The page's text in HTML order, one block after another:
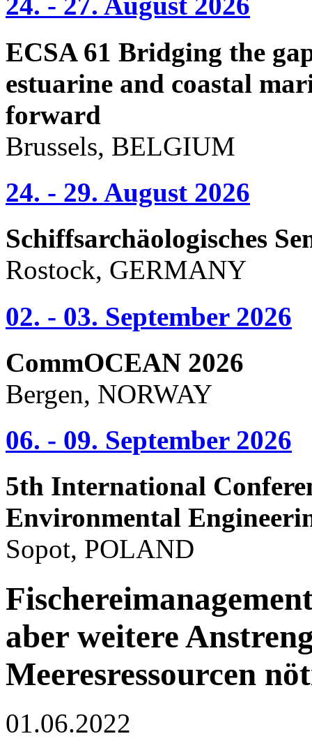
ECSA 61 Bridging the
estuarine and coastal
forward
Brussels, BELGIUM
24. - 29. August 2026
Schiffsarchäologisches
Rostock, GERMANY
02. - 03. September 2026
CommOCEAN 2026
Bergen, NORWAY
06. - 09. September 2026
5th International
Environmental
Sopot, POLAND
aber weitere
Meeresressourcen
01.06.2022